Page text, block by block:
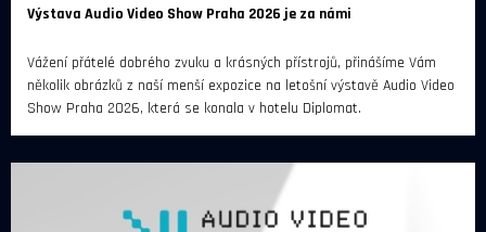
Výstava Audio Video Show Praha 2026 je za námi
Vážení přátelé dobrého zvuku a krásných přístrojů, přinášíme Vám
několik obrázků z naší menší expozice na letošní výstavě Audio Video
Show Praha 2026, která se konala v hotelu Diplomat.